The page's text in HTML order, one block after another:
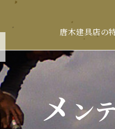
唐木建具店の
メ ン